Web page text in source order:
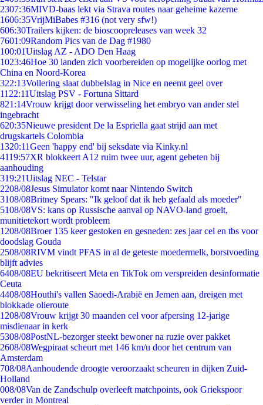
2307:36MIVD-baas lekt via Strava routes naar geheime kazerne
1606:35VrijMiBabes #316 (not very sfw!)
606:30Trailers kijken: de bioscoopreleases van week 32
7601:09Random Pics van de Dag #1980
100:01Uitslag AZ - ADO Den Haag
1023:46Hoe 30 landen zich voorbereiden op mogelijke oorlog met
China en Noord-Korea
322:13Vollering slaat dubbelslag in Nice en neemt geel over
11 22:11Uitslag PSV - Fortuna Sittard
821:14Vrouw krijgt door verwisseling het embryo van ander stel
ingebracht
620:35Nieuwe president De la Espriella gaat strijd aan met
drugskartels Colombia
1320:11Geen 'happy end' bij seksdate via Kinky.nl
4119:57XR blokkeert A12 ruim twee uur, agent gebeten bij
aanhouding
319:21Uitslag NEC - Telstar
2208/08Jesus Simulator komt naar Nintendo Switch
3108/08Britney Spears: "Ik geloof dat ik heb gefaald als moeder"
5108/08VS: kans op Russische aanval op NAVO-land groeit,
munitietekort wordt probleem
1208/08Broer 135 keer gestoken en gesneden: zes jaar cel en tbs voor
doodslag Gouda
2508/08RIVM vindt PFAS in al de geteste moedermelk, borstvoeding
blijft advies
6408/08EU bekritiseert Meta en TikTok om verspreiden desinformatie
Ceuta
4408/08Houthi's vallen Saoedi-Arabië en Jemen aan, dreigen met
blokkade olieroute
1208/08Vrouw krijgt 30 maanden cel voor afpersing 12-jarige
misdienaar in kerk
5308/08PostNL-bezorger steekt bewoner na ruzie over pakket
2608/08Wegpiraat scheurt met 146 km/u door het centrum van
Amsterdam
708/08Aanhoudende droogte veroorzaakt scheuren in dijken Zuid-
Holland
008/08Van de Zandschulp overleeft matchpoints, ook Griekspoor
verder in Montreal